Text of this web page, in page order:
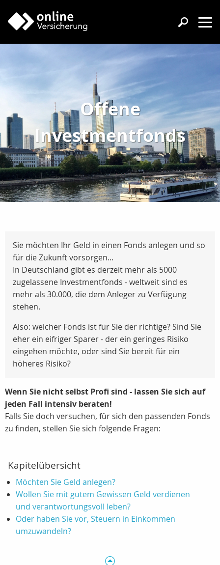
Offene
Investmentfonds
Sie möchten Ihr Geld in einen Fonds anlegen und so
für die Zukunft vorsorgen...
In Deutschland gibt es derzeit mehr als 5000
zugelassene Investmentfonds - weltweit sind es
mehr als 30.000, die dem Anleger zu Verfügung
stehen.
Also: welcher Fonds ist für Sie der richtige? Sind Sie
eher ein eifriger Sparer - der ein geringes Risiko
eingehen möchte, oder sind Sie bereit für ein
höheres Risiko?
Wenn Sie nicht selbst Profi sind - lassen Sie sich auf
jeden Fall intensiv beraten!
Falls Sie doch versuchen, für sich den passenden Fonds
zu finden, stellen Sie sich folgende Fragen:
Kapitelübersicht
Möchten Sie Geld anlegen?
Wollen Sie mit gutem Gewissen Geld verdienen
und verantwortungsvoll leben?
Oder haben Sie vor, Steuern in Einkommen
umzuwandeln?